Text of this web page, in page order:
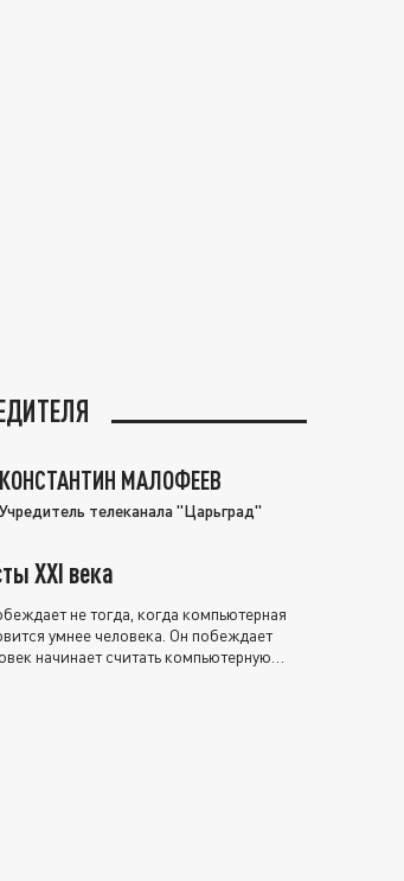
КОНСТАНТИН МАЛОФЕЕВ
Учредитель телеканала "Царьград"
XXI века
не тогда, когда компьютерная
умнее человека. Он побеждает
начинает считать компьютерную